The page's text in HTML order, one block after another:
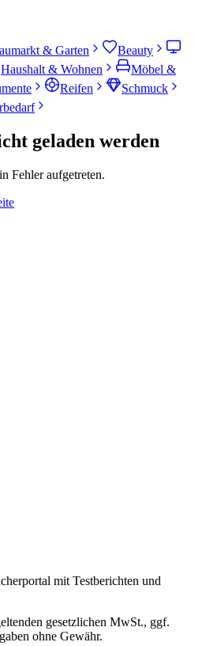
& Garten
Beauty
Haushalt & Wohnen
Möbel &
Reifen
Schmuck
geladen werden
Fehler aufgetreten.
mit Testberichten und
gesetzlichen MwSt., ggf.
ohne Gewähr.